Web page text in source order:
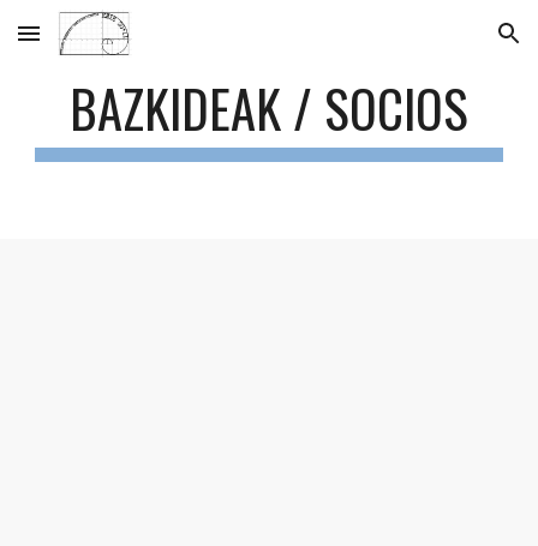
Skip to main content Skip to navigation
BAZKIDEAK / SOCIOS